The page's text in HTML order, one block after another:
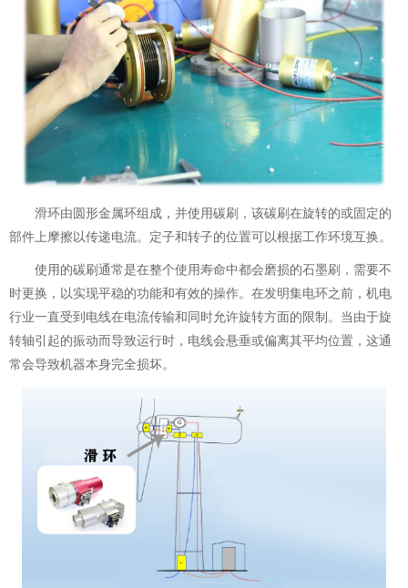
滑环由圆形金属环组成，并使用碳刷，该碳刷在旋转的或固定的
部件上摩擦以传递电流。定子和转子的位置可以根据工作环境互换。
使用的碳刷通常是在整个使用寿命中都会磨损的石墨刷，需要不
时更换，以实现平稳的功能和有效的操作。在发明集电环之前，机电
行业一直受到电线在电流传输和同时允许旋转方面的限制。当由于旋
转轴引起的振动而导致运行时，电线会悬垂或偏离其平均位置，这通
常会导致机器本身完全损坏。